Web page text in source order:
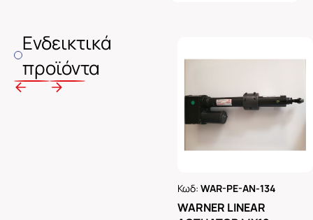
Ενδεικτικά
προϊόντα
Κωδ:WAR-PE-AN-134
WARNER LINEAR